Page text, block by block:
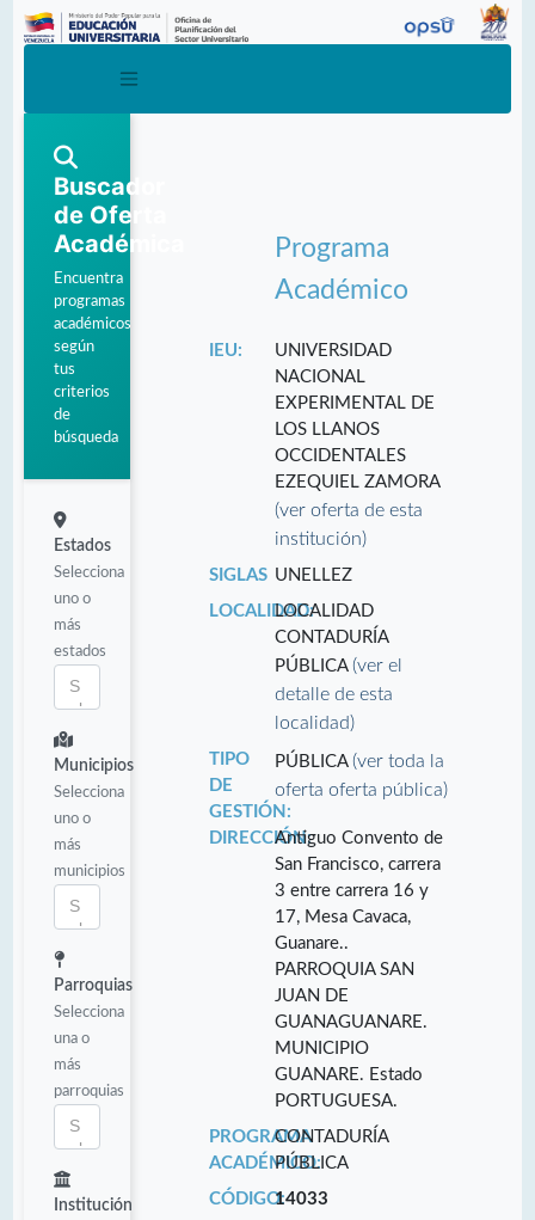
Buscador
de Oferta
Académica
Encuentra
programas
académicos
según
tus
criterios
de
búsqueda
Estados
Selecciona
uno o
más
estados
Municipios
Selecciona
uno o
más
municipios
Parroquias
Selecciona
una o
más
parroquias
Institución
Programa
Académico
IEU:
UNIVERSIDAD
NACIONAL
EXPERIMENTAL DE
LOS LLANOS
OCCIDENTALES
EZEQUIEL ZAMORA
(ver oferta de esta
institución)
SIGLAS UNELLEZ
LOCALIDAD:LOCALIDAD
CONTADURÍA
PÚBLICA(ver el
detalle de esta
localidad)
TIPO
DE
GESTIÓN:
PÚBLICA(ver toda la
oferta oferta pública)
DIRECCIÓN:Antiguo Convento de
San Francisco, carrera
3 entre carrera 16 y
17, Mesa Cavaca,
Guanare..
PARROQUIA SAN
JUAN DE
GUANAGUANARE.
MUNICIPIO
GUANARE. Estado
PORTUGUESA.
PROGRAMA
ACADÉMICO:
CONTADURÍA
PÚBLICA
CÓDIGO:14033